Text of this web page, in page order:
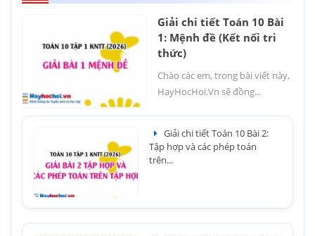
Giải chi tiết Toán 10 Bài
1: Mệnh đề (Kết nối tri
thức)
Chào các em, trong bài viết này,
HayHocHoi.Vn sẽ đồng...
Giải chi tiết Toán 10 Bài 2:
Tập hợp và các phép toán
trên...